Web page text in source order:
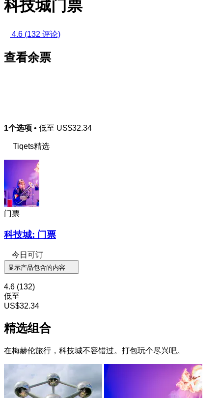
科技城门票
4.6 (132 评论)
查看余票
1个选项 • 低至 US$32.34
Tiqets精选
门票
科技城: 门票
今日可订
显示产品包含的内容
4.6 (132)
低至
US$32.34
精选组合
在梅赫伦旅行，科技城不容错过。打包玩个尽兴吧。